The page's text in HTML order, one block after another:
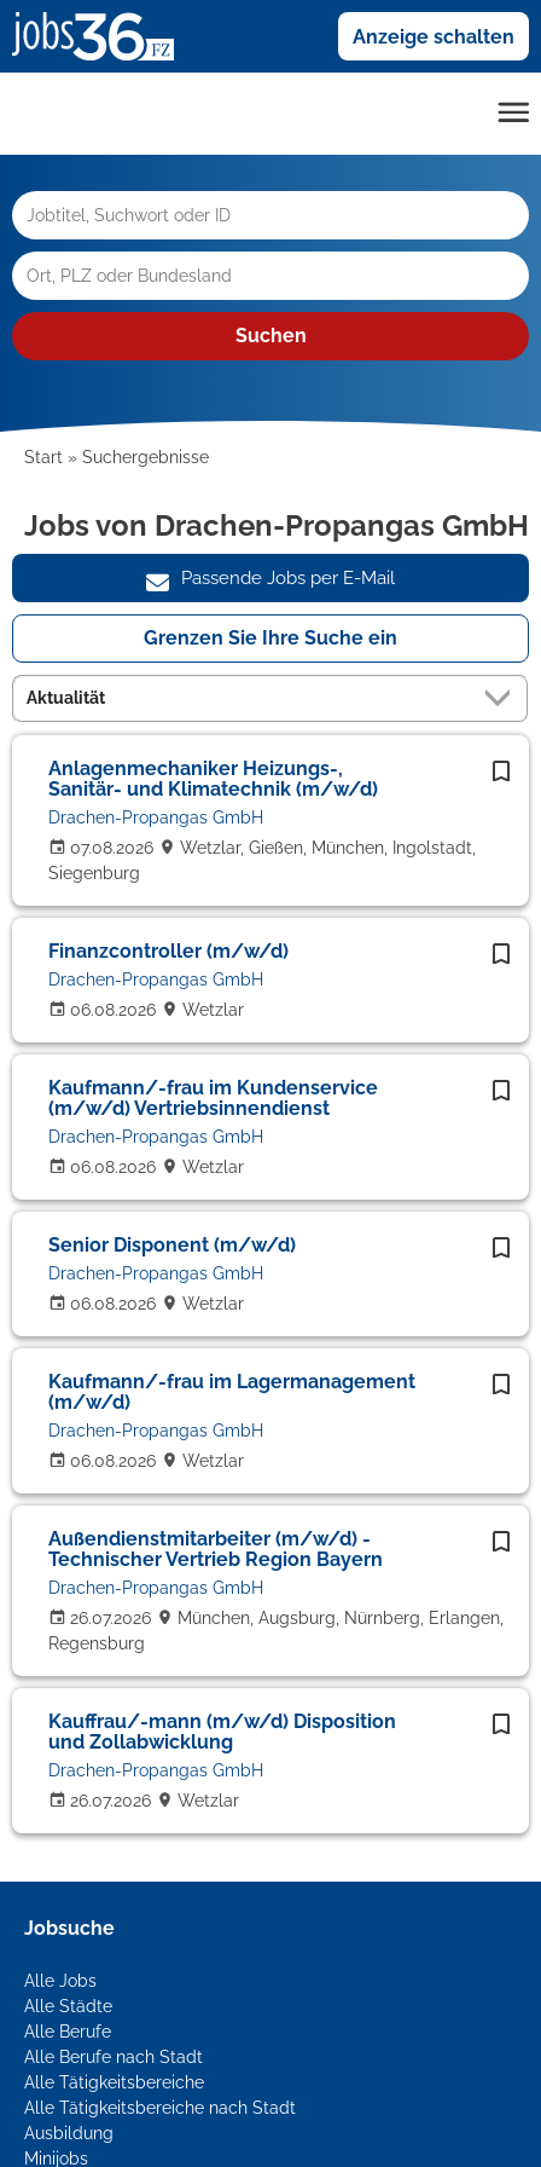
Anzeige schalten
Suchen
Start Suchergebnisse
Jobs von Drachen-Propangas GmbH
Passende Jobs per E-Mail
Grenzen Sie Ihre Suche ein
Anlagenmechaniker Heizungs-,
Sanitär- und Klimatechnik (m/w/d)
07.08.2026
Drachen-Propangas GmbH
Wetzlar, Gießen, München, Ingolstadt,
Siegenburg
Finanzcontroller (m/w/d)
06.08.2026
Drachen-Propangas GmbH
Wetzlar
Kaufmann/-frau im Kundenservice
(m/w/d) Vertriebsinnendienst
06.08.2026
Drachen-Propangas GmbH
Wetzlar
Senior Disponent (m/w/d)
06.08.2026
Drachen-Propangas GmbH
Wetzlar
Kaufmann/-frau im Lagermanagement
(m/w/d)
06.08.2026
Drachen-Propangas GmbH
Wetzlar
Außendienstmitarbeiter (m/w/d) -
Technischer Vertrieb Region Bayern
26.07.2026
Drachen-Propangas GmbH
München, Augsburg, Nürnberg, Erlangen,
Regensburg
Kauffrau/-mann (m/w/d) Disposition
und Zollabwicklung
26.07.2026
Drachen-Propangas GmbH
Wetzlar
Jobsuche
Alle Jobs
Alle Städte
Alle Berufe
Alle Berufe nach Stadt
Alle Tätigkeitsbereiche
Alle Tätigkeitsbereiche nach Stadt
Ausbildung
Minijobs